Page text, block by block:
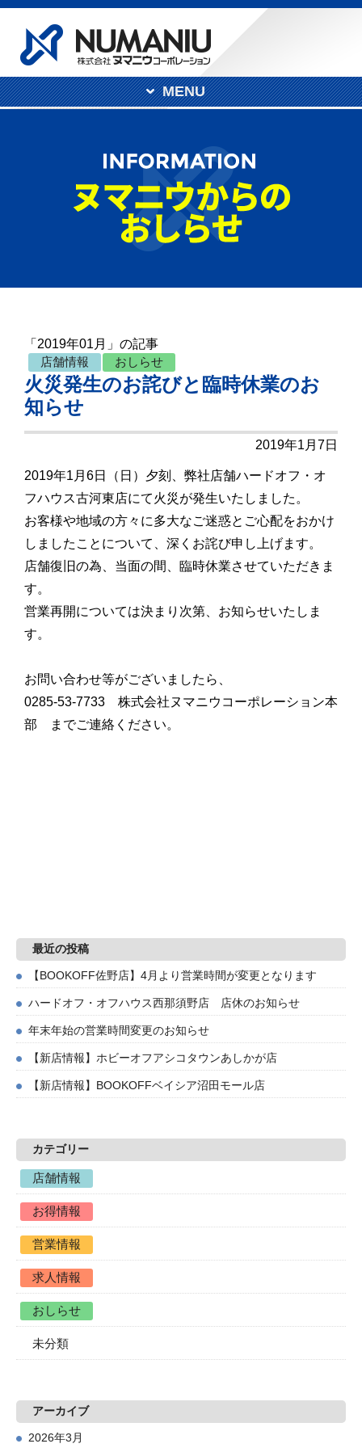
MENU
「2019年01月」の記事
店舗情報
おしらせ
火災発生のお詫びと臨時休業のお
知らせ
2019年1月7日
2019年1月6日（日）夕刻、弊社店舗ハードオフ・オ
フハウス古河東店にて火災が発生いたしました。
お客様や地域の方々に多大なご迷惑とご心配をおかけ
しましたことについて、深くお詫び申し上げます。
店舗復旧の為、当面の間、臨時休業させていただきま
す。
営業再開については決まり次第、お知らせいたしま
す。
お問い合わせ等がございましたら、
0285-53-7733 株式会社ヌマニウコーポレーション本
部 までご連絡ください。
最近の投稿
【BOOKOFF佐野店】4月より営業時間が変更となります
ハードオフ・オフハウス西那須野店 店休のお知らせ
年末年始の営業時間変更のお知らせ
【新店情報】ホビーオフアシコタウンあしかが店
【新店情報】BOOKOFFベイシア沼田モール店
カテゴリー
店舗情報
お得情報
営業情報
求人情報
おしらせ
未分類
アーカイブ
2026年3月